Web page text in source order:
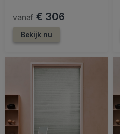
vanaf € 306
Bekijk nu